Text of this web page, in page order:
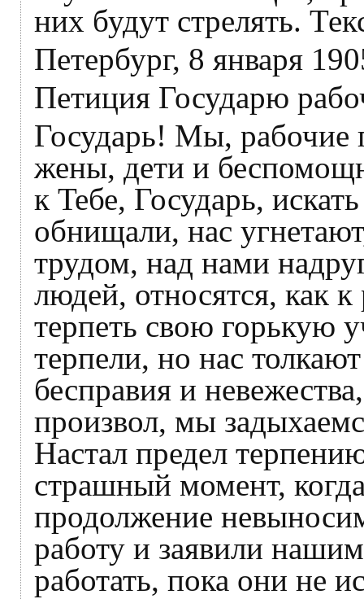
них будут стрелять.
Петербург, 8 января
Петиция Государю
Государь! Мы, рабочие
жены, дети и
к Teбе, Государь,
обнищали, нас
трудом, над нами
людей, относятся, как
терпеть свою горькую
терпели, но нас
бесправия и
произвол, мы
Настал предел
страшный момент,
продолжение
работу и заявили
работать, пока они не